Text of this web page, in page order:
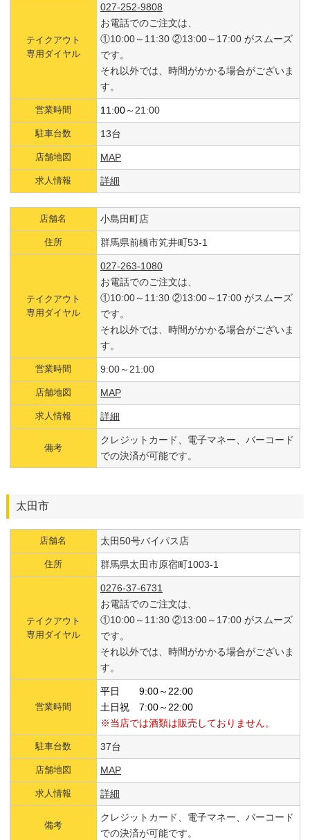
テイクアウト
専用ダイヤル
027-252-9808
お電話でのご注文は、
①10:00～11:30 ②13:00～17:00 がスムーズ
です。
それ以外では、時間がかかる場合がございま
す。
営業時間 11:00～21:00
駐車台数 13台
店舗地図 MAP
求人情報 詳細
店舗名 小島田町店
住所 群馬県前橋市笂井町53-1
テイクアウト
専用ダイヤル
027-263-1080
お電話でのご注文は、
①10:00～11:30 ②13:00～17:00 がスムーズ
です。
それ以外では、時間がかかる場合がございま
す。
営業時間 9:00～21:00
店舗地図 MAP
求人情報 詳細
備考
クレジットカード、電子マネー、バーコード
での決済が可能です。
太田市
店舗名 太田50号バイパス店
住所 群馬県太田市原宿町1003-1
テイクアウト
専用ダイヤル
0276-37-6731
お電話でのご注文は、
①10:00～11:30 ②13:00～17:00 がスムーズ
です。
それ以外では、時間がかかる場合がございま
す。
営業時間
平日 9:00～ 22:00
土日祝 7:00～22:00
※当店では酒類は販売しておりません。
駐車台数 37台
店舗地図 MAP
求人情報 詳細
備考
クレジットカード、電子マネー、バーコード
での決済が可能です。